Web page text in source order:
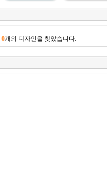
0개의 디자인을 찾았습니다.